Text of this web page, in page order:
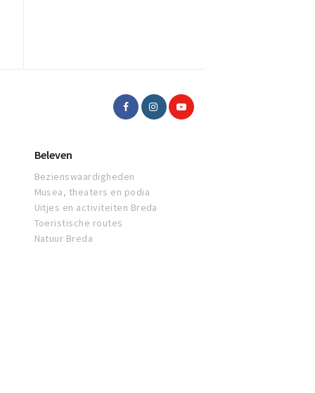
Beleven
Bezienswaardigheden
Musea, theaters en podia
Uitjes en activiteiten Breda
Toeristische routes
Natuur Breda